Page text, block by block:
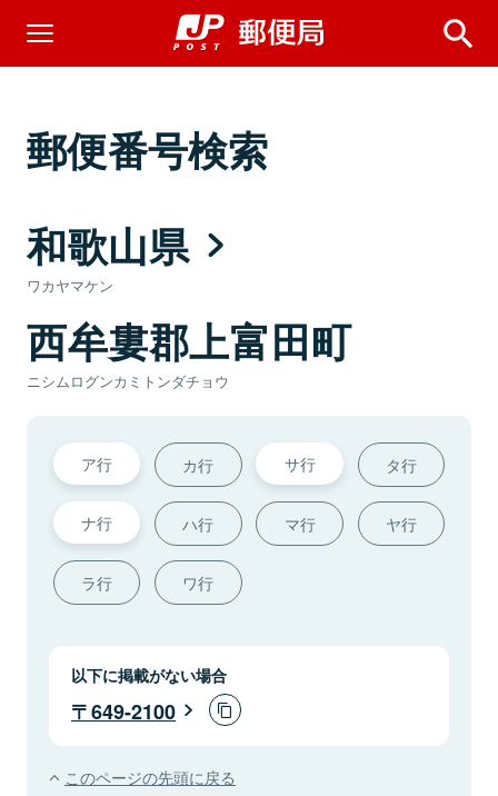
郵便番号検索
和歌山県
ワカヤマケン
西牟婁郡上富田町
ニシムログンカミトンダチョウ
ア行 カ行 サ行 タ行
ナ行 ハ行 マ行 ヤ行
ラ行 ワ行
以下に掲載がない場合
649-2100
このページの先頭に戻る